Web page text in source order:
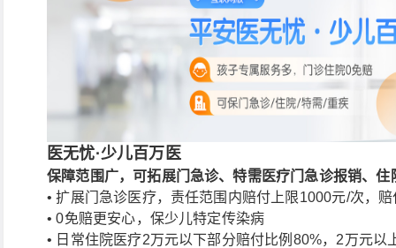
医无忧·少儿百万医
保障范围广，可拓展门急诊、特需医疗门急诊报销、
• 扩展门急诊医疗，责任范围内赔付上限1000元/次，
• 0免赔更安心，保少儿特定传染病
• 日常住院医疗2万元以下部分赔付比例80%，2万元以